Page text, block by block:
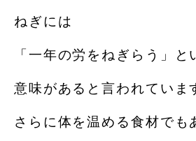
ねぎには
「一年の労をねぎらう」と
意味があると言われていま
さらに体を温める食材でも